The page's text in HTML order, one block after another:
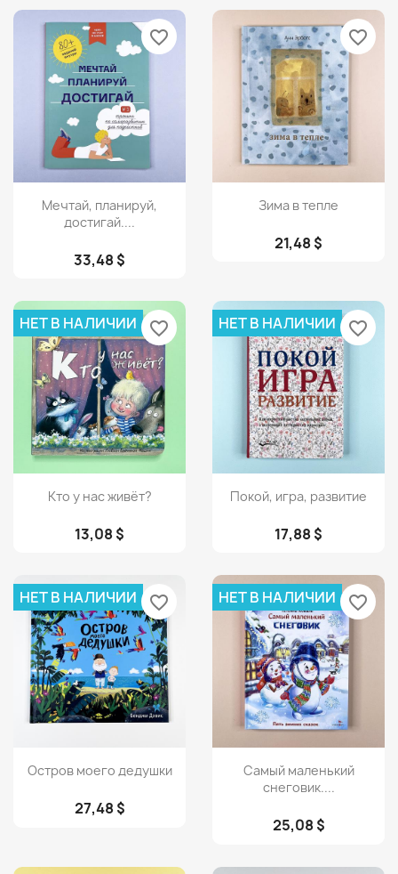
Просмотр
Мечтай, планируй,
достигай....
33,48 $
favorite_border
Просмотр
Зима в тепле
21,48 $
favorite_border
Просмотр
Кто у нас живёт?
13,08 $
НЕТ В НАЛИЧИИ favorite_border
 Просмотр
Покой, игра, развитие
17,88 $
НЕТ В НАЛИЧИИ favorite_border
 Просмотр
Остров моего дедушки
27,48 $
НЕТ В НАЛИЧИИ favorite_border
Просмотр
Самый маленький
снеговик....
25,08 $
НЕТ В НАЛИЧИИ favorite_border